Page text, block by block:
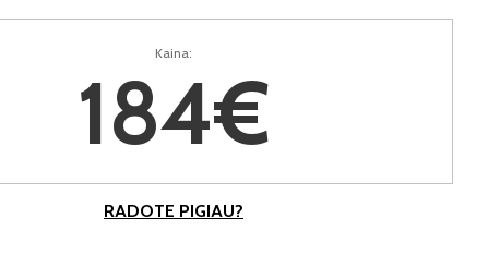
Kaina:
184€
RADOTE PIGIAU?